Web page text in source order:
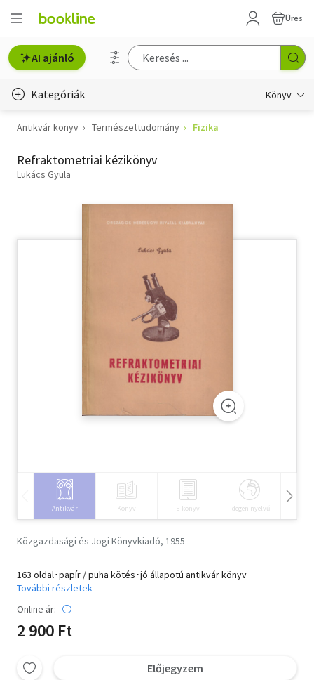
Üres
AI ajánló
Kategóriák Könyv
Életmód, egészség
Erotika
Tankönyv, segédkönyv
Antikvár könyv Természettudomány Fizika
Refraktometriai kézikönyv
Lukács Gyula
Antikvár Könyv E-könyv Idegen nyelvű
Közgazdasági és Jogi Könyvkiadó, 1955
163 oldal･papír / puha kötés･jó állapotú antikvár könyv
További részletek
Online ár:
2 900 Ft
Előjegyzem